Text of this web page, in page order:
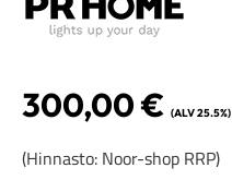
300,00€ (ALV 25.5%)
(Hinnasto: Noor-shop RRP)